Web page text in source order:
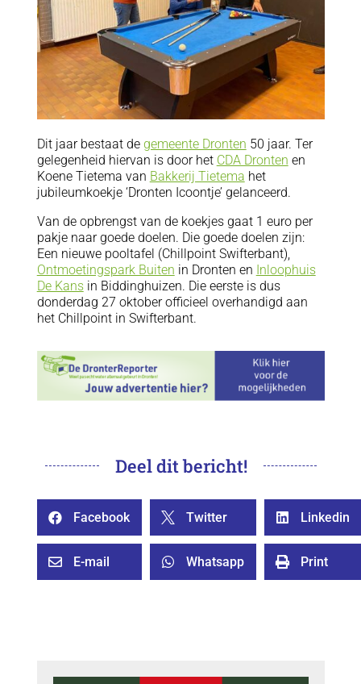
Dit jaar bestaat de gemeente Dronten 50 jaar. Ter
gelegenheid hiervan is door het CDA Dronten en
Koene Tietema van Bakkerij Tietema het
jubileumkoekje ‘Dronten Icoontje’ gelanceerd.
Van de opbrengst van de koekjes gaat 1 euro per
pakje naar goede doelen. Die goede doelen zijn:
Een nieuwe pooltafel (Chillpoint Swifterbant),
Ontmoetingspark Buiten in Dronten en Inloophuis
De Kansin Biddinghuizen. Die eerste is dus
donderdag 27 oktober officieel overhandigd aan
het Chillpoint in Swifterbant.
Deel dit bericht!
 Facebook  Twitter  Linkedin
 E-mail  Whatsapp  Print